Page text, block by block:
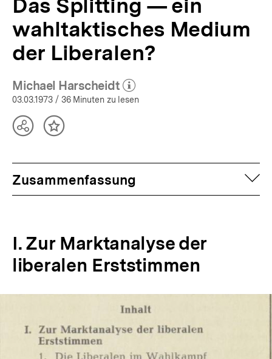
Das Splitting — ein
wahltaktisches Medium
der Liberalen?
Michael Harscheidt
(Mehr zum Autor)
öffnen
03.03.1973 / 36 Minuten zu lesen
TeilenInhalt
Zusammenfassung
I. Zur Marktanalyse der
liberalen Erststimmen